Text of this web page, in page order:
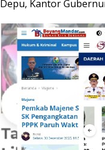
Depu, Kantor